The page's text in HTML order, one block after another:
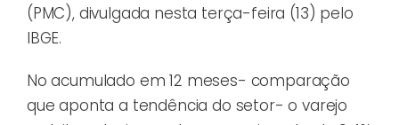
(PMC), divulgada nesta terça-feira (13) pelo
IBGE.
No acumulado em 12 meses- comparação
que aponta a tendência do setor- o varejo